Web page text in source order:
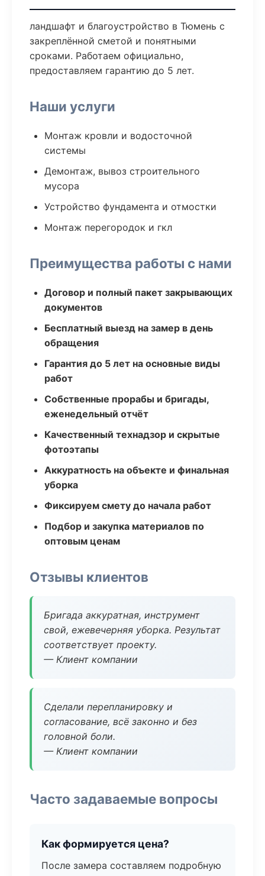
ландшафт и благоустройство в Тюмень с
закреплённой сметой и понятными
сроками. Работаем официально,
предоставляем гарантию до 5 лет.
Наши услуги
Монтаж кровли и водосточной
системы
Демонтаж, вывоз строительного
мусора
Устройство фундамента и отмостки
Монтаж перегородок и гкл
Преимущества работы с нами
Договор и полный пакет закрывающих
документов
Бесплатный выезд на замер в день
обращения
Гарантия до 5 лет на основные виды
работ
Собственные прорабы и бригады,
еженедельный отчёт
Качественный технадзор и скрытые
фотоэтапы
Аккуратность на объекте и финальная
уборка
Фиксируем смету до начала работ
Подбор и закупка материалов по
оптовым ценам
Отзывы клиентов
Бригада аккуратная, инструмент
свой, ежевечерняя уборка. Результат
соответствует проекту.
— Клиент компании
Сделали перепланировку и
согласование, всё законно и без
головной боли.
— Клиент компании
Часто задаваемые вопросы
Как формируется цена?
После замера составляем подробную